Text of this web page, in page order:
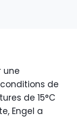
une
de
de 15°C
Engel a